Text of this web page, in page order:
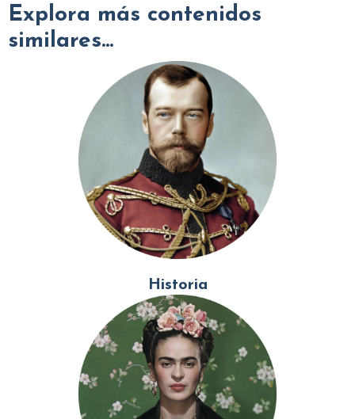
Explora más contenidos
similares...
Historia